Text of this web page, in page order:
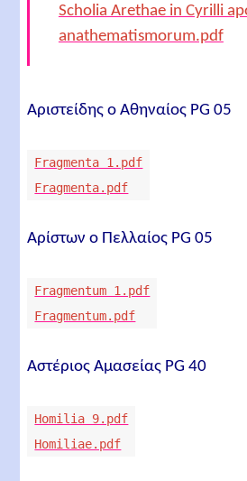
Scholia Arethae in Cyrilli
anathematismorum.pdf
Αριστείδης ο Αθηναίος PG 05
Fragmenta 1.pdf
Fragmenta.pdf
Αρίστων ο Πελλαίος PG 05
Fragmentum 1.pdf
Fragmentum.pdf
Αστέριος Αμασείας PG 40
Homilia 9.pdf
Homiliae.pdf